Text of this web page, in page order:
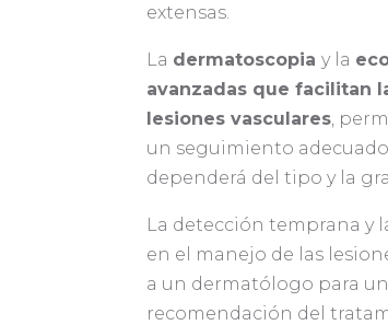
extensas.
La dermatoscopia y la
avanzadas que facilitan
lesiones vasculares ,
un seguimiento
dependerá del tipo y la
La detección temprana y
en el manejo de las
a un dermatólogo para
recomendación del